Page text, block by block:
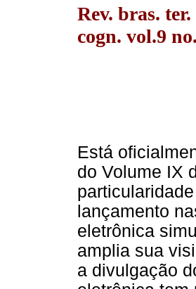
Rev. bras.
cogn. vol.9
Está
do Volume IX
lançamento
eletrônica
amplia sua
a divulgação